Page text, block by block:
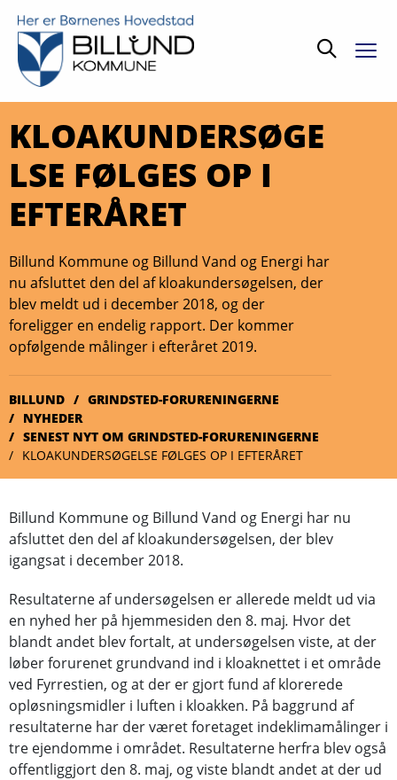
Søg
KLOAKUNDERSØGE
LSE FØLGES OP I
EFTERÅRET
Billund Kommune og Billund Vand og Energi har
nu afsluttet den del af kloakundersøgelsen, der
blev meldt ud i december 2018, og der
foreligger en endelig rapport. Der kommer
opfølgende målinger i efteråret 2019.
BILLUND
GRINDSTED-FORURENINGERNE
NYHEDER
SENEST NYT OM GRINDSTED-FORURENINGERNE
KLOAKUNDERSØGELSE FØLGES OP I EFTERÅRET
Billund Kommune og Billund Vand og Energi har nu
afsluttet den del af kloakundersøgelsen, der blev
igangsat i december 2018.
Resultaterne af undersøgelsen er allerede meldt ud via
en nyhed her på hjemmesiden den 8. maj. Hvor det
blandt andet blev fortalt, at undersøgelsen viste, at der
løber forurenet grundvand ind i kloaknettet i et område
ved Fyrrestien, og at der er gjort fund af klorerede
opløsningsmidler i luften i kloakken. På baggrund af
resultaterne har der været foretaget indeklimamålinger i
tre ejendomme i området. Resultaterne herfra blev også
offentliggjort den 8. maj, og viste blandt andet at der ud